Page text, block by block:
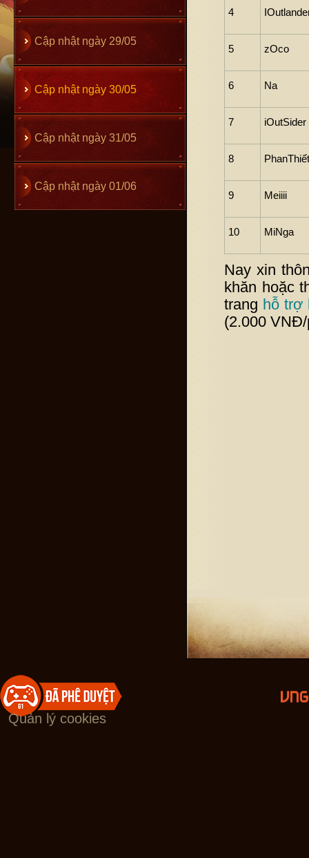
Cập nhật ngày 29/05
Cập nhật ngày 30/05
Cập nhật ngày 31/05
Cập nhật ngày 01/06
4
5 zOco
6 Na
7 iOutSider
8 PhanThiết
9 Meiiii
10 MiNga
Nay xin
khăn hoặc
trang hỗ trợ
(2.000
Quản lý cookies